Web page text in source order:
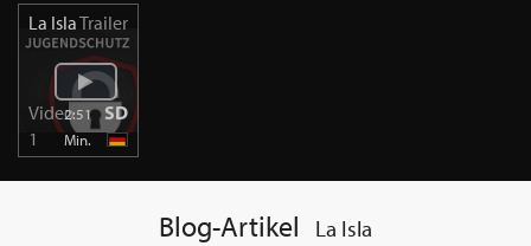
La IslaTrailer
Video
1
2:51
Min.
SD
Blog-Artikel
La Isla